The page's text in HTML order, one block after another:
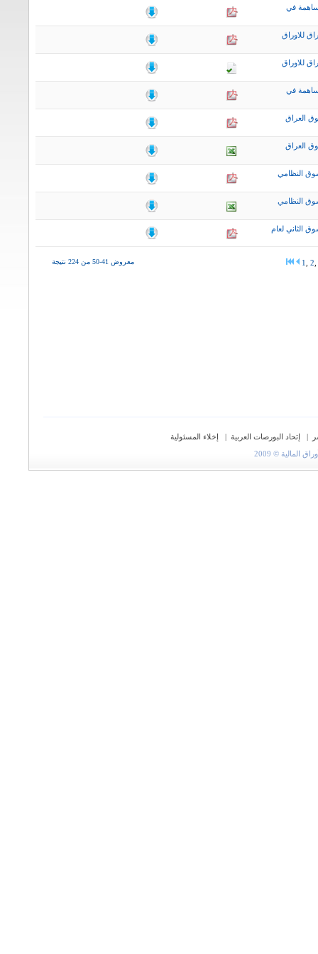
في
للاوراق
للاوراق
في
العراق
العراق
النظامي
النظامي
الثاني لعام
معروض 41-50 من 224 نتيجة 1 2
| إتحاد البورصات العربية |
إخلاء المسئولية
© 2009